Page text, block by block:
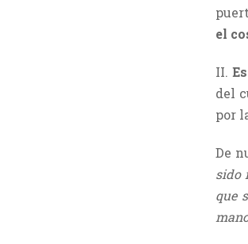
el
II.
del
por
De
sido
que